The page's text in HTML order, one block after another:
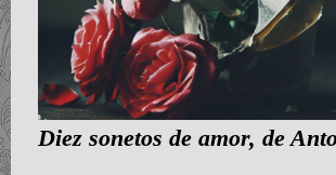
Diez sonetos de amor, de